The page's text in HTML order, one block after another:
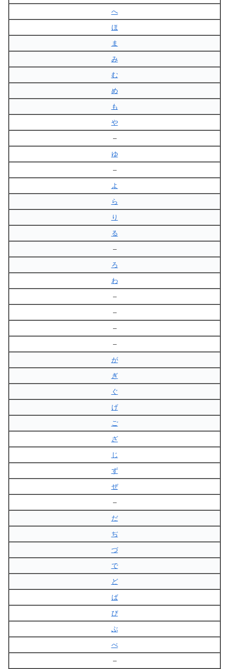
へ
ほ
ま
み
む
め
も
や
–
ゆ
–
よ
ら
り
る
–
ろ
わ
–
–
–
–
が
ぎ
ぐ
げ
ご
ざ
じ
ず
ぜ
–
だ
ぢ
づ
で
ど
ば
び
ぶ
べ
–